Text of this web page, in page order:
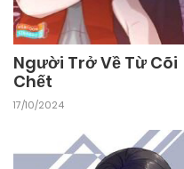
Người Trở Về Từ Cõi
Chết
17/10/2024